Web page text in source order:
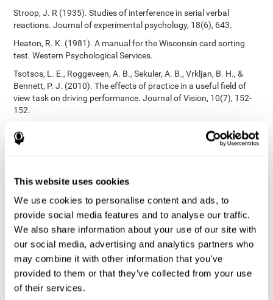
This website uses cookies
We use cookies to personalise content and ads, to
provide social media features and to analyse our traffic.
We also share information about your use of our site with
our social media, advertising and analytics partners who
may combine it with other information that you’ve
provided to them or that they’ve collected from your use
of their services.
Stroop, J. R (1935). Studies of interference in serial verbal
reactions. Journal of experimental psychology, 18(6), 643.
Heaton, R. K. (1981). A manual for the Wisconsin card sorting
test. Western Psychological Services.
Tsotsos, L. E., Roggeveen, A. B., Sekuler, A. B., Vrkljan, B. H., &
Bennett, P. J. (2010). The effects of practice in a useful field of
view task on driving performance. Journal of Vision, 10(7), 152-
152.
Crabb, D. P., Fitzke, F. W., Hitchings, R. A., & Viswanathan, A. C.
(2004). A practical approach to measuring the visual field
Edwards, J. D., Vance, D. E., Wadley, V. G., Cissell, G. M., Roenker,
D. L., & Ball, K. K. (2005). Reliability and validity of useful field of
view test scores as administered by personal computer. Journal
of clinical and experimental neuropsychology, 27(5), 529-543.
Habilidades cognitivas validadas por estudios
independientes:
Memoria de trabajo, memoria fonológica a corto plazo,
inhibición, atención dividida : Preiss M, Shatil E, Cermáková R,
Cimermanová D, Flesher I (2013), el Entrenamiento Cognitivo